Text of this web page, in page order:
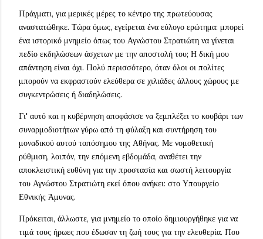
Πράγματι, για μερικές μέρες το κέντρο της πρωτεύουσας
αναστατώθηκε. Τώρα όμως, εγείρεται ένα εύλογο ερώτημα: μπορεί
ένα ιστορικό μνημείο όπως του Αγνώστου Στρατιώτη να γίνεται
πεδίο εκδηλώσεων άσχετων με την αποστολή του; Η δική μου
απάντηση είναι όχι. Πολύ περισσότερο, όταν όλοι οι πολίτες
μπορούν να εκφραστούν ελεύθερα σε χιλιάδες άλλους χώρους με
συγκεντρώσεις ή διαδηλώσεις.
Γι' αυτό και η κυβέρνηση αποφάσισε να ξεμπλέξει το κουβάρι των
συναρμοδιοτήτων γύρω από τη φύλαξη και συντήρηση του
μοναδικού αυτού τοπόσημου της Αθήνας. Με νομοθετική
ρύθμιση, λοιπόν, την επόμενη εβδομάδα, αναθέτει την
αποκλειστική ευθύνη για την προστασία και σωστή λειτουργία
του Αγνώστου Στρατιώτη εκεί όπου ανήκει: στο Υπουργείο
Εθνικής Άμυνας.
Πρόκειται, άλλωστε, για μνημείο το οποίο δημιουργήθηκε για να
τιμά τους ήρωες που έδωσαν τη ζωή τους για την ελευθερία. Που